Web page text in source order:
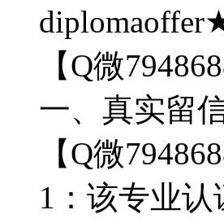
【Q微
一、真实留
【Q微
1：该专业